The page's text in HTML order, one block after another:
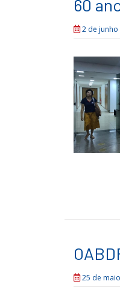
60
2 de
25 de